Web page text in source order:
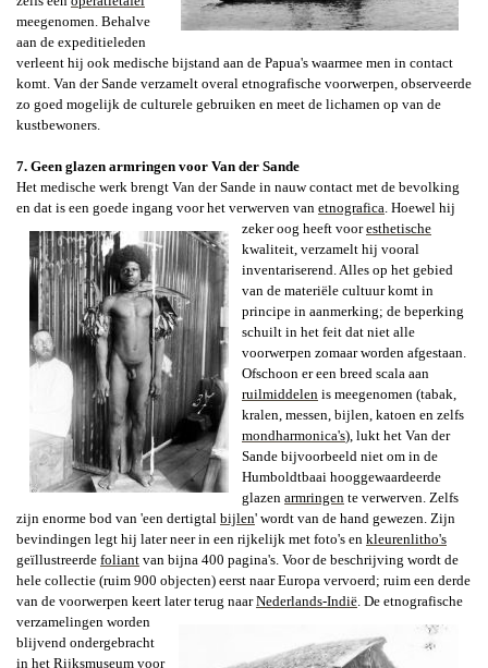
meegenomen. Behalve
aan de expeditieleden
verleent hij ook medische bijstand aan de Papua's waarmee men in contact
komt. Van der Sande verzamelt overal etnografische voorwerpen, observeerde
zo goed mogelijk de culturele gebruiken en meet de lichamen op van de
kustbewoners.
7. Geen glazen armringen voor Van der Sande
Het medische werk brengt Van der Sande in nauw contact met de bevolking
en dat is een goede ingang voor het verwerven van etnografica . Hoewel hij
zeker oog heeft vooresthetische
kwaliteit, verzamelt hij vooral
inventariserend. Alles op het gebied
van de materiële cultuur komt in
principe in aanmerking; de beperking
schuilt in het feit dat niet alle
voorwerpen zomaar worden afgestaan.
Ofschoon er een breed scala aan
ruilmiddelen is meegenomen (tabak,
kralen, messen, bijlen, katoen en zelfs
mondharmonica's), lukt het Van der
Sande bijvoorbeeld niet om in de
Humboldtbaai hooggewaardeerde
glazen armringen te verwerven. Zelfs
zijn enorme bod van 'een dertigtal bijlen' wordt van de hand gewezen. Zijn
bevindingen legt hij later neer in een rijkelijk met foto's en kleurenlitho's
geïllustreerde foliant van bijna 400 pagina's. Voor de beschrijving wordt de
hele collectie (ruim 900 objecten) eerst naar Europa vervoerd; ruim een derde
van de voorwerpen keert later terug naarNederlands-Indië . De etnografische
verzamelingen worden
blijvend ondergebracht
in het Rijksmuseum voor